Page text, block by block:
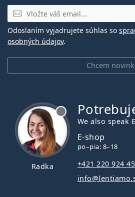
E-mail
Chcem
Odoslaním vyjadrujete súhlas so
osobných údajov.
Radka
We also speak
E-shop
po–pia: 8–18
+421 220 924